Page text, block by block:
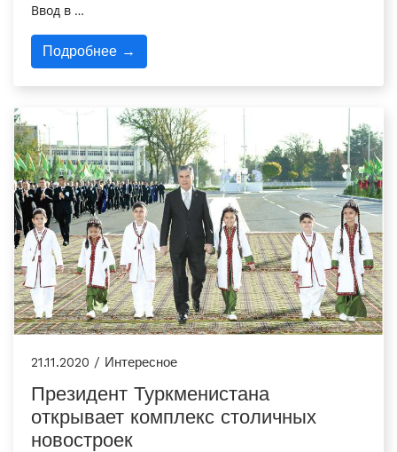
Ввод в …
Подробнее →
21.11.2020 / Интересное
Президент Туркменистана
открывает комплекс столичных
новостроек